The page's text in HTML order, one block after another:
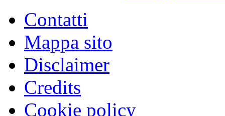
Contatti
Mappa sito
Disclaimer
Credits
Cookie policy